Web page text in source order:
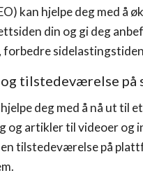
kan hjelpe deg med å
din og gi deg
forbedre
tilstedeværelse på
deg med å nå ut til
og artikler til videoer og
tilstedeværelse på